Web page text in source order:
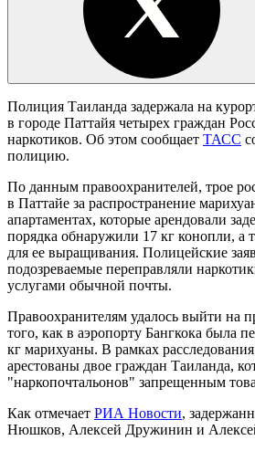
Полиция Таиланда задержала на
в городе Паттайя четырех граждан
наркотиков. Об этом сообщает ТАСС
полицию.
По данным правоохранителей, трое
в Паттайе за распространение
апартаментах, которые арендовали
порядка обнаружили 17 кг конопли, а
для ее выращивания. Полицейские
подозреваемые переправляли
услугами обычной почты.
Правоохранителям удалось выйти на
того, как в аэропорту Бангкока была
кг марихуаны. В рамках
арестованы двое граждан Таиланда,
"наркопочтальонов" запрещенным
Как отмечает РИА Новости,
Нюшков, Алексей Дружинин и